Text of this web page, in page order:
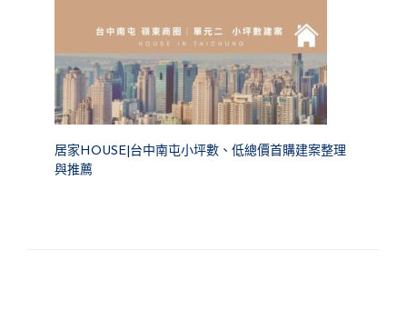
居家HOUSE|台中南屯小坪數、低總價首購建案整理
與推薦